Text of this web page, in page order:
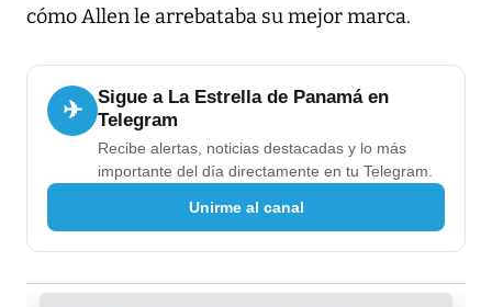
cómo Allen le arrebataba su mejor marca.
✈
Sigue a La Estrella de Panamá en
Telegram
Recibe alertas, noticias destacadas y lo más
importante del día directamente en tu Telegram.
Unirme al canal